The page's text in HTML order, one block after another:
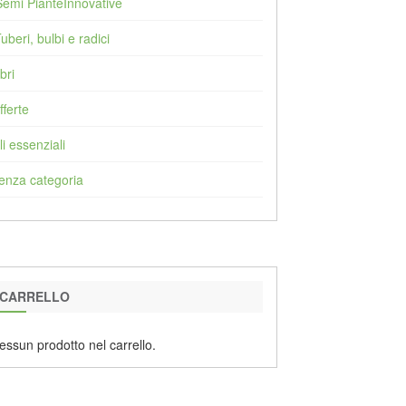
bulbi e radici
essenziali
categoria
CARRELLO
prodotto nel carrello.